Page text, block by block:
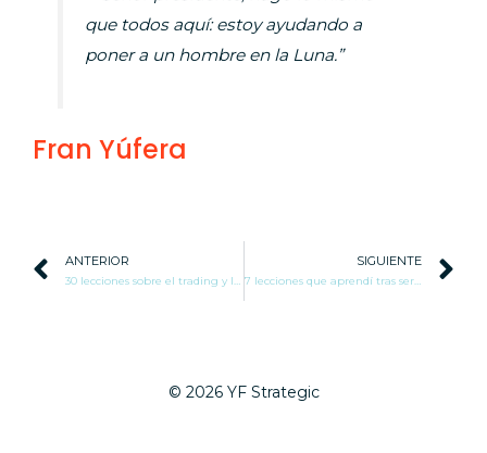
que todos aquí: estoy ayudando a
poner a un hombre en la Luna.”
Fran Yúfera
ANTERIOR SIGUIENTE
7 lecciones que aprendí tras ser padre
© 2026 YF Strategic